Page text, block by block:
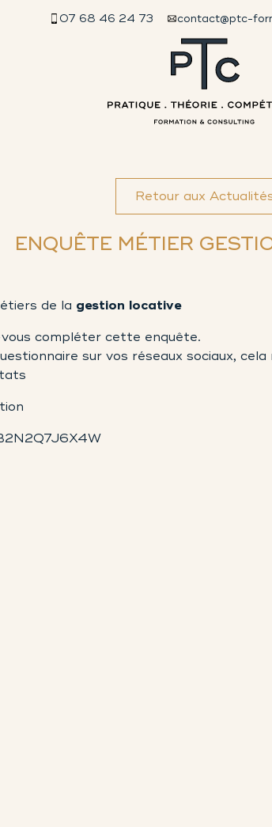
07 68 46 24 73 contact@ptc-
Retour aux
ENQUÊTE MÉTIER
de la gestion locative
compléter cette enquête.
sur vos réseaux sociaux, cela